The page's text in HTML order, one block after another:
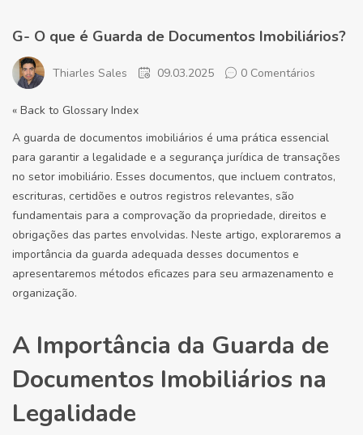
G- O que é Guarda de Documentos Imobiliários?
Thiarles Sales 09.03.2025 0 Comentários
« Back to Glossary Index
A guarda de documentos imobiliários é uma prática essencial
para garantir a legalidade e a segurança jurídica de transações
no setor imobiliário. Esses documentos, que incluem contratos,
escrituras, certidões e outros registros relevantes, são
fundamentais para a comprovação da propriedade, direitos e
obrigações das partes envolvidas. Neste artigo, exploraremos a
importância da guarda adequada desses documentos e
apresentaremos métodos eficazes para seu armazenamento e
organização.
A Importância da Guarda de
Documentos Imobiliários na
Legalidade